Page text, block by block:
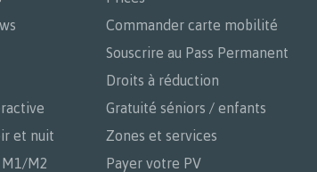
et nuit
M2
Commander carte mobilité
Souscrire au Pass Permanent
Droits à réduction
Gratuité séniors / enfants
Zones et services
Payer votre PV